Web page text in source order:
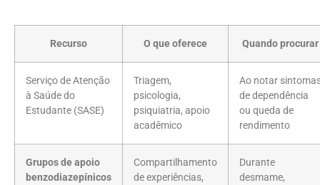
Recurso O que oferece Quando procurar
Serviço de Atenção
à Saúde do
Estudante (SASE)
Triagem,
psicologia,
psiquiatria, apoio
acadêmico
Ao notar
de dependência
ou queda de
rendimento
Grupos de apoio
benzodiazepínicos
Compartilhamento
de experiências,
Durante
desmame,